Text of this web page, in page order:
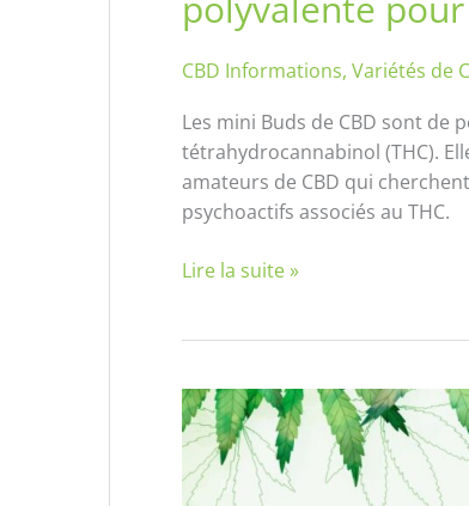
CBD Informations, Variétés de
Les mini Buds de CBD sont de
tétrahydrocannabinol (THC).
amateurs de CBD qui
psychoactifs associés au THC.
Lire la suite »
Comment
utiliser
un
vaporisateur